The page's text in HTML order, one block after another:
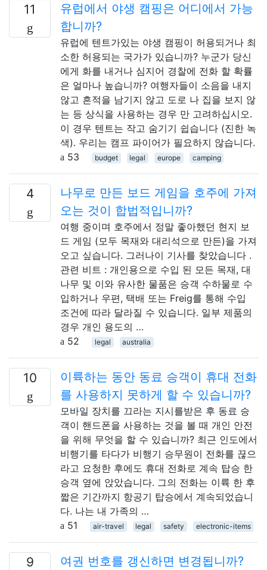
11
유럽에서 야생 캠핑은 어디에서 가능
합니까?
유럽에 텐트가있는 야생 캠핑이 허용되거나 최
소한 허용되는 국가가 있습니까? 누군가 당신
에게 화를 내거나 심지어 경찰에 전화 할 확률
은 얼마나 높습니까? 여행자들이 소음을 내지
않고 흔적을 남기지 않고 도로 ​​나 집을 보지 않
는 등 상식을 사용하는 경우 만 고려하십시오.
이 경우 텐트는 작고 숨기기 쉽습니다 (진한 녹
색). 우리는 캠프 파이어가 필요하지 않습니다.
53
budget legal europe camping
4
나무로 만든 보드 게임을 호주에 가져
오는 것이 합법적입니까?
여행 중이며 호주에서 정말 좋아했던 현지 보
드 게임 (모두 목재와 대리석으로 만든)을 가져
오고 싶습니다. 그러나이 기사를 찾았습니다 .
관련 비트 : 개인용으로 수입 된 모든 목재, 대
나무 및 이와 유사한 물품은 승객 수하물로 수
입하거나 우편, 택배 또는 Freig를 통해 수입
조건에 따라 달라질 수 있습니다. 일부 제품의
경우 개인 용도의 …
52
legal australia
10
이륙하는 동안 동료 승객이 휴대 전화
를 사용하지 못하게 할 수 있습니까?
모바일 장치를 끄라는 지시를받은 후 동료 승
객이 핸드폰을 사용하는 것을 볼 때 개인 안전
을 위해 무엇을 할 수 있습니까? 최근 인도에서
비행기를 타다가 비행기 승무원이 전화를 끊으
라고 요청한 후에도 휴대 전화로 계속 탑승 한
승객 옆에 앉았습니다. 그의 전화는 이륙 한 후
짧은 기간까지 항공기 탑승에서 계속되었습니
다. 나는 내 가족의 …
51
air-travel legal safety electronic-items
9 여권 번호를 갱신하면 변경됩니까?